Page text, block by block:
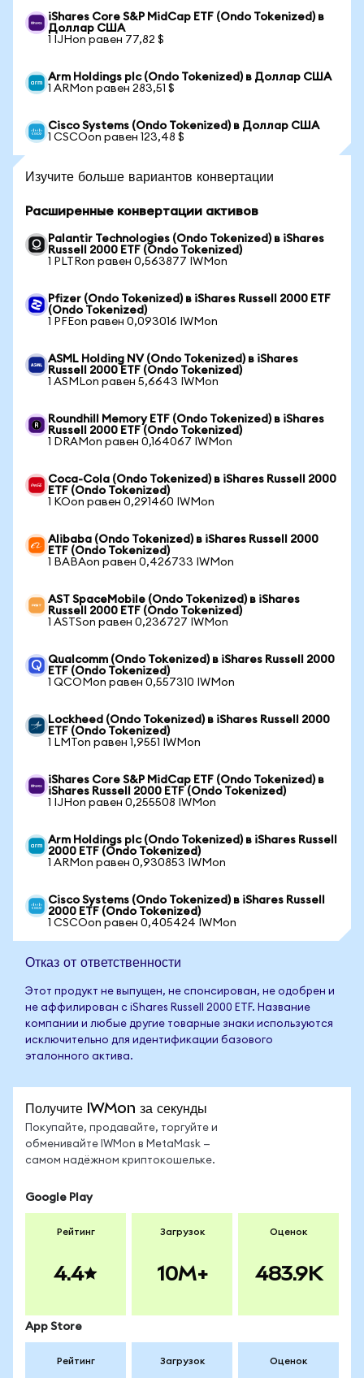
iShares Core S&P MidCap ETF (Ondo Tokenized) в
Доллар США
1 IJHon равен 77,82 $
Arm Holdings plc (Ondo Tokenized) в Доллар США
1 ARMon равен 283,51 $
Cisco Systems (Ondo Tokenized) в Доллар США
1 CSCOon равен 123,48 $
Изучите больше вариантов конвертации
Расширенные конвертации активов
Palantir Technologies (Ondo Tokenized) в iShares
Russell 2000 ETF (Ondo Tokenized)
1 PLTRon равен 0,563877 IWMon
Pfizer (Ondo Tokenized) в iShares Russell 2000 ETF
(Ondo Tokenized)
1 PFEon равен 0,093016 IWMon
ASML Holding NV (Ondo Tokenized) в iShares
Russell 2000 ETF (Ondo Tokenized)
1 ASMLon равен 5,6643 IWMon
Roundhill Memory ETF (Ondo Tokenized) в iShares
Russell 2000 ETF (Ondo Tokenized)
1 DRAMon равен 0,164067 IWMon
Coca-Cola (Ondo Tokenized) в iShares Russell 2000
ETF (Ondo Tokenized)
1 KOon равен 0,291460 IWMon
Alibaba (Ondo Tokenized) в iShares Russell 2000
ETF (Ondo Tokenized)
1 BABAon равен 0,426733 IWMon
AST SpaceMobile (Ondo Tokenized) в iShares
Russell 2000 ETF (Ondo Tokenized)
1 ASTSon равен 0,236727 IWMon
Qualcomm (Ondo Tokenized) в iShares Russell 2000
ETF (Ondo Tokenized)
1 QCOMon равен 0,557310 IWMon
Lockheed (Ondo Tokenized) в iShares Russell 2000
ETF (Ondo Tokenized)
1 LMTon равен 1,9551 IWMon
iShares Core S&P MidCap ETF (Ondo Tokenized) в
iShares Russell 2000 ETF (Ondo Tokenized)
1 IJHon равен 0,255508 IWMon
Arm Holdings plc (Ondo Tokenized) в iShares Russell
2000 ETF (Ondo Tokenized)
1 ARMon равен 0,930853 IWMon
Cisco Systems (Ondo Tokenized) в iShares Russell
2000 ETF (Ondo Tokenized)
1 CSCOon равен 0,405424 IWMon
Отказ от ответственности
Этот продукт не выпущен, не спонсирован, не одобрен и
не аффилирован с iShares Russell 2000 ETF. Название
компании и любые другие товарные знаки используются
исключительно для идентификации базового
эталонного актива.
Получите IWMon за секунды
Покупайте, продавайте, торгуйте и
обменивайте IWMon в MetaMask —
самом надёжном криптокошельке.
Google Play
Рейтинг
4.4
Загрузок
10M+
Оценок
483.9K
App Store
Рейтинг Загрузок Оценок